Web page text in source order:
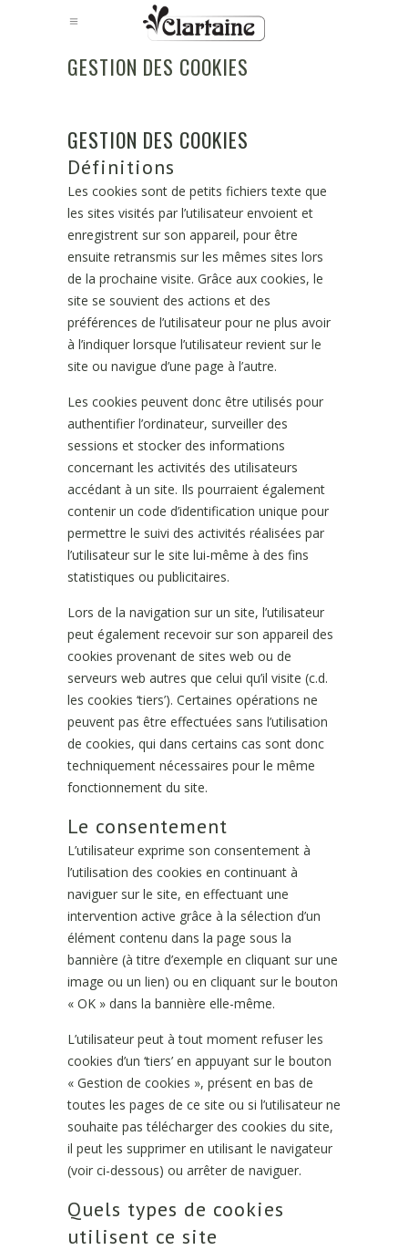
GESTION DES COOKIES
GESTION DES COOKIES
Définitions
Les cookies sont de petits fichiers texte que
les sites visités par l’utilisateur envoient et
enregistrent sur son appareil, pour être
ensuite retransmis sur les mêmes sites lors
de la prochaine visite. Grâce aux cookies, le
site se souvient des actions et des
préférences de l’utilisateur pour ne plus avoir
à l’indiquer lorsque l’utilisateur revient sur le
site ou navigue d’une page à l’autre.
Les cookies peuvent donc être utilisés pour
authentifier l’ordinateur, surveiller des
sessions et stocker des informations
concernant les activités des utilisateurs
accédant à un site. Ils pourraient également
contenir un code d’identification unique pour
permettre le suivi des activités réalisées par
l’utilisateur sur le site lui-même à des fins
statistiques ou publicitaires.
Lors de la navigation sur un site, l’utilisateur
peut également recevoir sur son appareil des
cookies provenant de sites web ou de
serveurs web autres que celui qu’il visite (c.d.
les cookies ‘tiers’). Certaines opérations ne
peuvent pas être effectuées sans l’utilisation
de cookies, qui dans certains cas sont donc
techniquement nécessaires pour le même
fonctionnement du site.
Le consentement
L’utilisateur exprime son consentement à
l’utilisation des cookies en continuant à
naviguer sur le site, en effectuant une
intervention active grâce à la sélection d’un
élément contenu dans la page sous la
bannière (à titre d’exemple en cliquant sur une
image ou un lien) ou en cliquant sur le bouton
« OK » dans la bannière elle-même.
L’utilisateur peut à tout moment refuser les
cookies d’un ‘tiers’ en appuyant sur le bouton
« Gestion de cookies », présent en bas de
toutes les pages de ce site ou si l’utilisateur ne
souhaite pas télécharger des cookies du site,
il peut les supprimer en utilisant le navigateur
(voir ci-dessous) ou arrêter de naviguer.
Quels types de cookies
utilisent ce site